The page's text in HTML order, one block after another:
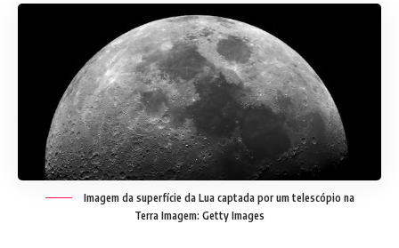
Imagem da superfície da Lua captada por um telescópio na
Terra Imagem: Getty Images